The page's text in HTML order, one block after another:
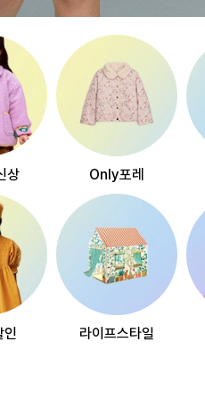
상 Only포레
라이프스타일